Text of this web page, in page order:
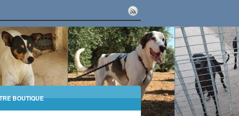
BOUTIQUE